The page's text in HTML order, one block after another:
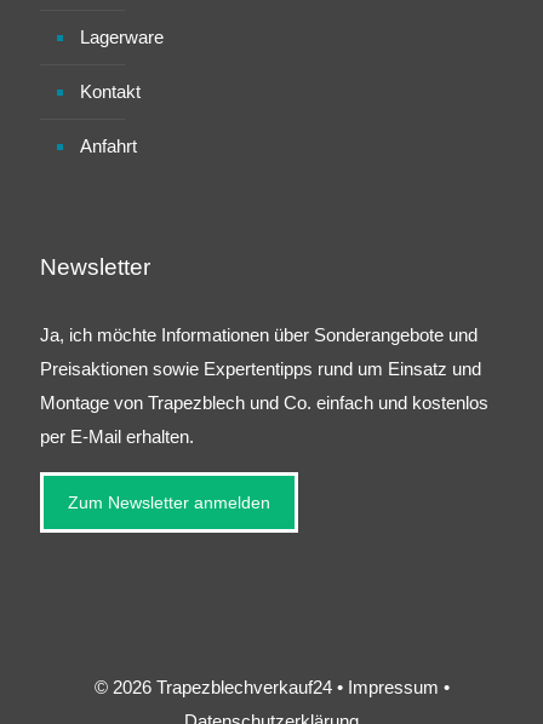
Lagerware
Kontakt
Anfahrt
Newsletter
Ja, ich möchte Informationen über Sonderangebote und
Preisaktionen sowie Expertentipps rund um Einsatz und
Montage von Trapezblech und Co. einfach und kostenlos
per E-Mail erhalten.
Zum Newsletter anmelden
© 2026 Trapezblechverkauf24 • Impressum •